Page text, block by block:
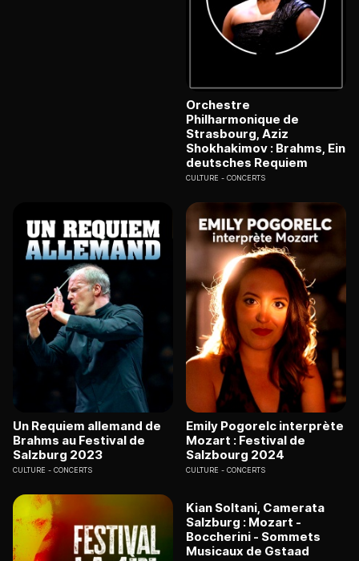
Orchestre
Philharmonique de
Strasbourg, Aziz
Shokhakimov : Brahms, Ein
deutsches Requiem
CULTURE CONCERTS
Un Requiem allemand de
Brahms au Festival de
Salzburg 2023
CULTURE CONCERTS
Emily Pogorelc interprète
Mozart : Festival de
Salzbourg 2024
CULTURE CONCERTS
Kian Soltani, Camerata
Salzburg : Mozart -
Boccherini - Sommets
Musicaux de Gstaad